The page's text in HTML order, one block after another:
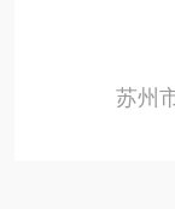
苏州